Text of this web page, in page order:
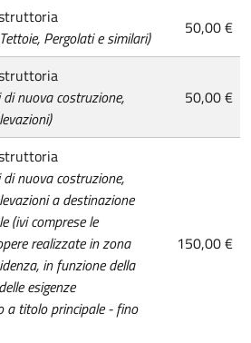
Pergolati e similari)
50,00 €
nuova costruzione,
50,00 €
nuova costruzione,
a destinazione
(ivi comprese le
realizzate in zona
in funzione della
esigenze
a titolo principale - fino
150,00 €